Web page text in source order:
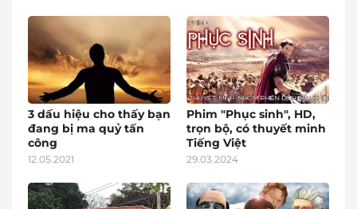
3 dấu hiệu cho thấy bạn
đang bị ma quỷ tấn
công
12.05.2021
Phim "Phục sinh", HD,
trọn bộ, có thuyết minh
Tiếng Việt
29.03.2024